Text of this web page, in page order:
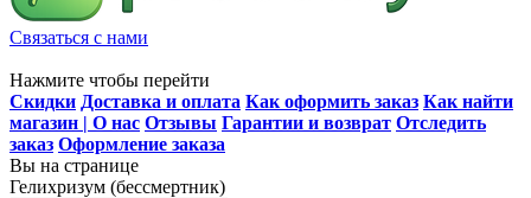
Связаться с нами
Нажмите чтобы перейти
Скидки Доставка и оплата Как оформить заказ Как найти
магазин | О нас Отзывы Гарантии и возврат Отследить
заказ Оформление заказа
Вы на странице
Гелихризум (бессмертник)